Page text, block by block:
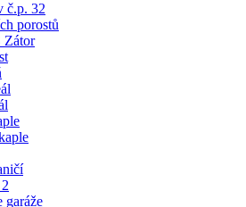
č.p. 32
porostů
Zátor
garáže